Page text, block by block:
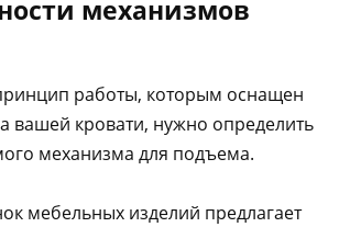
механизмов
работы, которым оснащен
вашей кровати, нужно определить
механизма для подъема.
мебельных изделий предлагает